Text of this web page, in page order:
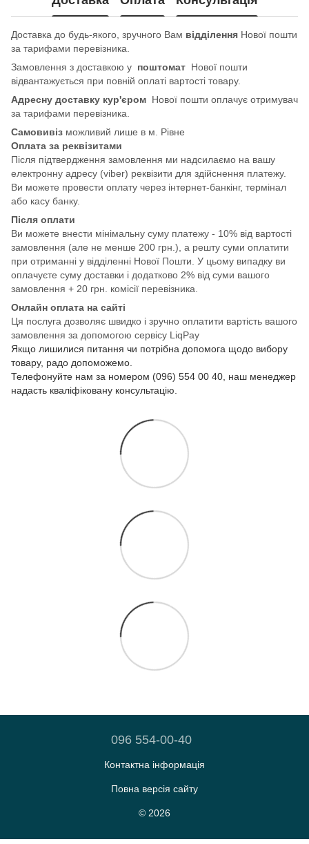
Доставка до будь-якого, зручного Вам відділення Нової пошти
за тарифами перевізника.
Замовлення з доставкою у поштомат Нової пошти
відвантажується при повній оплаті вартості товару.
Адресну доставку кур'єром Нової пошти оплачує отримувач
за тарифами перевізника.
Самовивіз можливий лише в м. Рівне
Оплата за реквізитами
Після підтвердження замовлення ми надсилаємо на вашу
електронну адресу (viber) реквізити для здійснення платежу.
Ви можете провести оплату через інтернет-банкінг, термінал
або касу банку.
Після оплати
Ви можете внести мінімальну суму платежу - 10% від вартості
замовлення (але не менше 200 грн.), а решту суми оплатити
при отриманні у відділенні Нової Пошти. У цьому випадку ви
оплачуєте суму доставки і додатково 2% від суми вашого
замовлення + 20 грн. комісії перевізника.
Онлайн оплата на сайті
Ця послуга дозволяє швидко і зручно оплатити вартість вашого
замовлення за допомогою сервісу LiqPay
Якщо лишилися питання чи потрібна допомога щодо вибору
товару, радо допоможемо.
Телефонуйте нам за номером (096) 554 00 40, наш менеджер
надасть кваліфіковану консультацію.
096 554-00-40
Контактна інформація
Повна версія сайту
© 2026